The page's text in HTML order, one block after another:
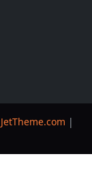
JetTheme.com |